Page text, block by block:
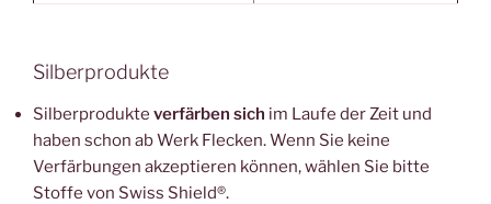
Silberprodukte
Silberprodukte verfärben sich im Laufe der Zeit und
haben schon ab Werk Flecken. Wenn Sie keine
Verfärbungen akzeptieren können, wählen Sie bitte
Stoffe von Swiss Shield®.